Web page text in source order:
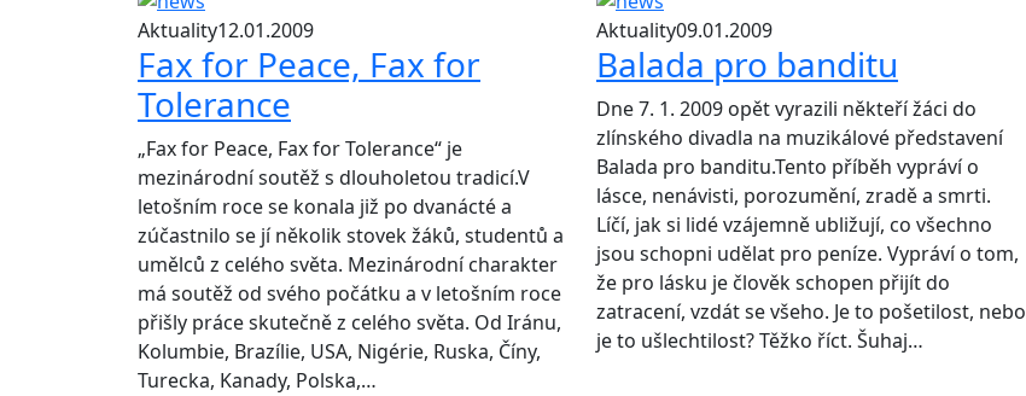
Aktuality12.01.2009
Fax for Peace, Fax for
Tolerance
„Fax for Peace, Fax for Tolerance“ je
mezinárodní soutěž s dlouholetou tradicí.V
letošním roce se konala již po dvanácté a
zúčastnilo se jí několik stovek žáků, studentů a
umělců z celého světa. Mezinárodní charakter
má soutěž od svého počátku a v letošním roce
přišly práce skutečně z celého světa. Od Iránu,
Kolumbie, Brazílie, USA, Nigérie, Ruska, Číny,
Turecka, Kanady, Polska,…
Aktuality09.01.2009
Balada pro banditu
Dne 7. 1. 2009 opět vyrazili někteří žáci do
zlínského divadla na muzikálové představení
Balada pro banditu.Tento příběh vypráví o
lásce, nenávisti, porozumění, zradě a smrti.
Líčí, jak si lidé vzájemně ubližují, co všechno
jsou schopni udělat pro peníze. Vypráví o tom,
že pro lásku je člověk schopen přijít do
zatracení, vzdát se všeho. Je to pošetilost, nebo
je to ušlechtilost? Těžko říct. Šuhaj…